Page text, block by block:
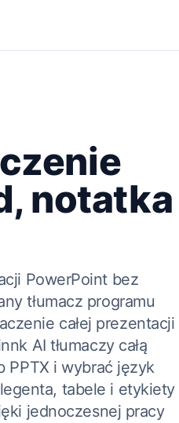
notatka
PowerPoint bez
tłumacz programu
całej prezentacji
AI tłumaczy całą
PPTX i wybrać język
tabele i etykiety
jednoczesnej pracy